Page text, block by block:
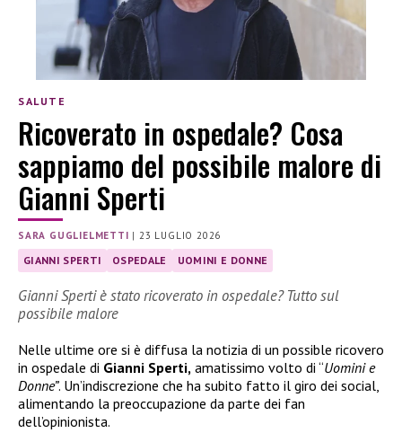
SALUTE
Ricoverato in ospedale? Cosa
sappiamo del possibile malore di
Gianni Sperti
SARA GUGLIELMETTI | 23 LUGLIO 2026
GIANNI SPERTI OSPEDALE UOMINI E DONNE
Gianni Sperti è stato ricoverato in ospedale? Tutto sul
possibile malore
Nelle ultime ore si è diffusa la notizia di un possible ricovero
in ospedale di Gianni Sperti, amatissimo volto di “Uomini e
Donne”. Un’indiscrezione che ha subito fatto il giro dei social,
alimentando la preoccupazione da parte dei fan
dell’opinionista.